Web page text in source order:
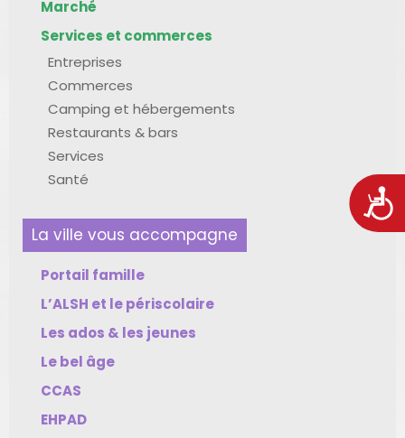
Marché
Services et commerces
Entreprises
Commerces
Camping et hébergements
Restaurants & bars
Services
Santé
La ville vous accompagne
Portail famille
L’ALSH et le périscolaire
Les ados & les jeunes
Le bel âge
CCAS
EHPAD